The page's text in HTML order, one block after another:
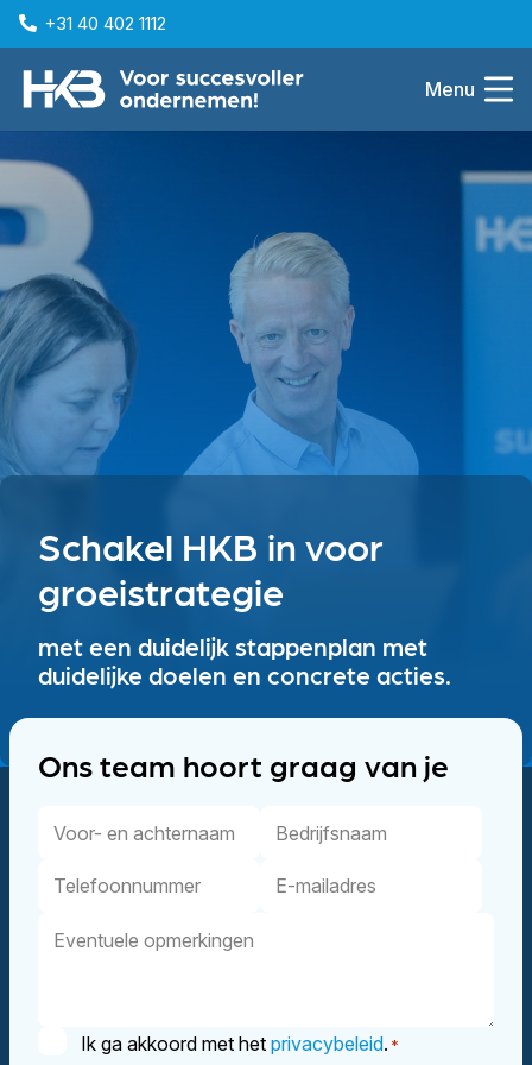
+31 40 402 1112
Menu
Schakel HKB in voor
groeistrategie
met een duidelijk stappenplan met
duidelijke doelen en concrete acties.
Ons team hoort graag van je
Voor-
achternaam
Bedrijfsnaam
Telefoonnummer
E-
Eventuele
Instemming
Ik ga akkoord met het privacybeleid. *